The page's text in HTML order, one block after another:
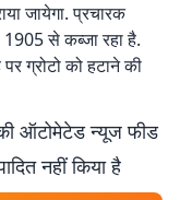
जायेगा. प्रचारक
से कब्जा रहा है.
ग्रोटो को हटाने की
ऑटोमेटेड न्यूज फीड
नहीं किया है